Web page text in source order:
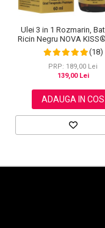
Ulei 3 in 1 Rozmarin,
Ricin Negru NOVA KISS®
Pur & Natural, Grad
Premium, pentru
Parului, Tratarea
Pielii, 60 ml
(18)
PRP: 189,00 Lei
139,00 Lei
ADAUGA IN COS